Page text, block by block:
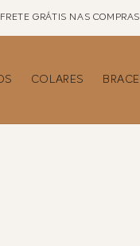
FRETE GRÁTIS NAS
COLARES